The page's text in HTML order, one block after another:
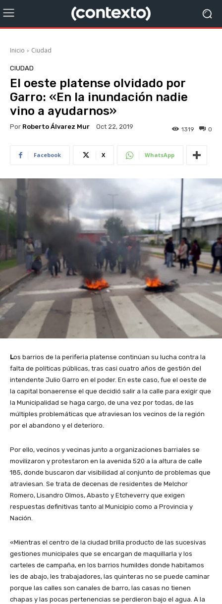
Inicio Ciudad
CIUDAD
El oeste platense olvidado por
Garro: «En la inundación nadie
vino a ayudarnos»
Por Roberto Álvarez Mur Oct 22, 2019 0
1319
Facebook X WhatsApp
Los barrios de la periferia platense continúan su lucha contra la
falta de políticas públicas, tras casi cuatro años de gestión del
intendente Julio Garro en el poder. En este caso, fue el oeste de
la capital bonaerense el que decidió salir a la calle para exigir que
la Municipalidad se haga cargo, de una vez por todas, de las
múltiples problemáticas que atraviesan los vecinos de la región
por el abandono y el deterioro.
Por ello, vecinos y vecinas junto a organizaciones barriales se
movilizaron y protestaron en la avenida 520 a la altura de calle
185, donde buscaron dar visibilidad al conjunto de problemas que
atraviesan. Se trata de decenas de residentes de Melchor
Romero, Lisandro Olmos, Abasto y Etcheverry que exigen
respuestas definitivas tanto al Municipio como a Provincia y
Nación.
«Mientras el centro de la ciudad brilla producto de las sucesivas
gestiones municipales que se encargan de maquillarla y los
carteles de campaña, en los barrios humildes donde habitamos
les de abajo, les trabajadores, las quinteras no se puede caminar
porque las calles son canales de barro, las casas no tienen
chapas y las pocas pertenencias se perdieron bajo el agua. A la